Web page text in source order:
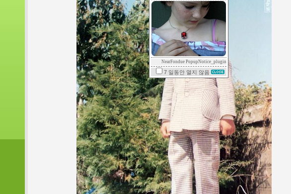
NearFondue PopupNotice_plugin
7 일동안 열지 않음